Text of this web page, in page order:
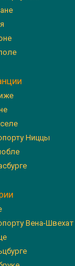
Ниццы
Вена-Швехат